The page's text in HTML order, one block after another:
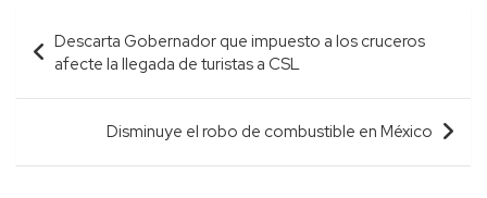
Navegación
de
entradas
Descarta Gobernador que impuesto a los cruceros
afecte la llegada de turistas a CSL
Disminuye el robo de combustible en México